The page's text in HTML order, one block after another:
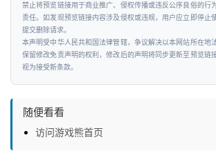
禁止将预览链接用于商业推广、侵权传播或违反公序良俗的行
责任。如发现预览链接内容涉及侵权或违规，用户应立即停止
提交删除请求。
本声明受中华人民共和国法律管辖，争议解决以本网站所在地
保留修改免责声明的权利，修改后的声明将同步更新至预览链
视为接受新条款。
随便看看
访问游戏熊首页